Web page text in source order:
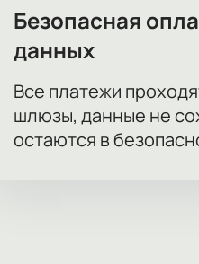
правилах бронирования и
Безопасная
данных
Все платежи
шлюзы, данные не
остаются в